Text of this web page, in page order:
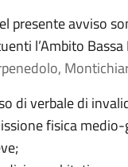
presente avviso
l’Ambito
di verbale di
fisica